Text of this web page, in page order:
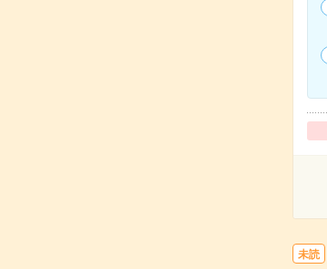
未読